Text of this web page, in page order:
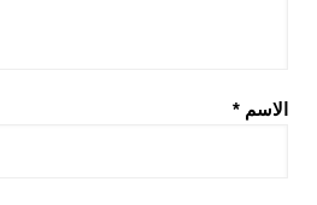
الاسم *